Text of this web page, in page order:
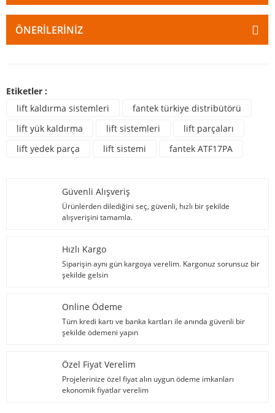
ÖNERILERINIZ
Etiketler :
lift kaldırma sistemleri
fantek türkiye distribütörü
lift yük kaldırma
lift sistemleri
lift parçaları
lift yedek parça
lift sistemi fantek ATF17PA
Güvenli Alışveriş
Ürünlerden dilediğini seç, güvenli, hızlı bir şekilde
alışverişini tamamla.
Hızlı Kargo
Siparişin aynı gün kargoya verelim. Kargonuz sorunsuz bir
şekilde gelsin
Online Ödeme
Tüm kredi kartı ve banka kartları ile anında güvenli bir
şekilde ödemeni yapın
Özel Fiyat Verelim
Projelerinize özel fiyat alın uygun ödeme imkanları
ekonomik fiyatlar verelim